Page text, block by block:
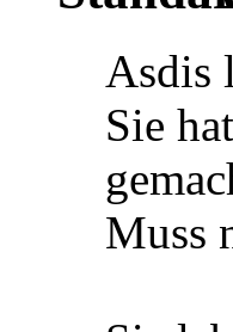
Asdis
Sie
Muss